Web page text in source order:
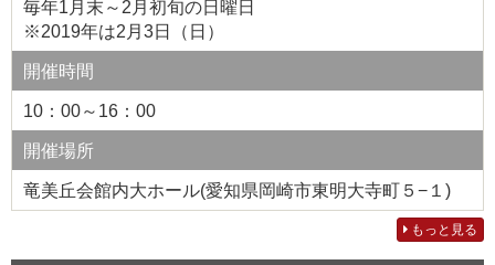
毎年1月末～2月初旬の日曜日
※2019年は2月3日（日）
開催時間
10：00～16：00
開催場所
竜美丘会館内大ホール(愛知県岡崎市東明大寺町５−１)
もっと見る